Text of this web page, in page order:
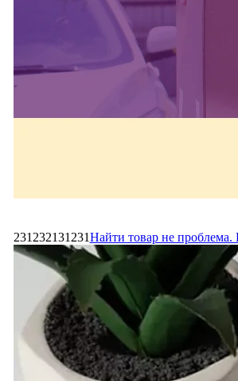
231232131231Найти товар не проблема.